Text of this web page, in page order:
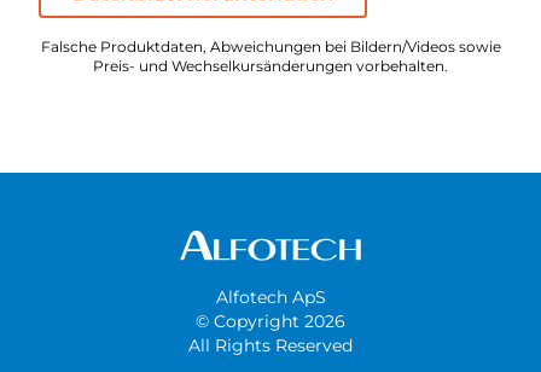
Falsche Produktdaten, Abweichungen bei Bildern/Videos sowie
Preis- und Wechselkursänderungen vorbehalten.
Alfotech ApS
© Copyright 2026
All Rights Reserved